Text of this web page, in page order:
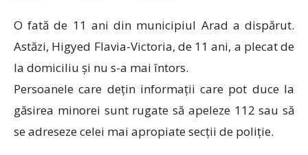
O fată de 11 ani din municipiul Arad a dispărut.
Astăzi, Higyed Flavia-Victoria, de 11 ani, a plecat de
la domiciliu și nu s-a mai întors.
Persoanele care dețin informații care pot duce la
găsirea minorei sunt rugate să apeleze 112 sau să
se adreseze celei mai apropiate secții de poliție.